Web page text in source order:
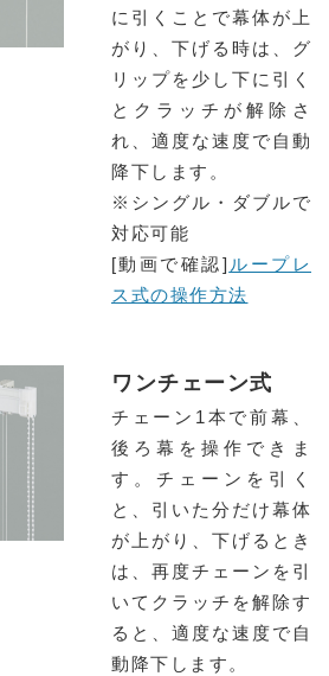
に引くことで幕体が上
がり、下げる時は、グ
リップを少し下に引く
とクラッチが解除さ
れ、適度な速度で自動
降下します。
※シングル・ダブルで
対応可能
[動画で確認] ループレ
ス式の操作方法
ワンチェーン式
チェーン1本で前幕、
後ろ幕を操作できま
す。チェーンを引く
と、引いた分だけ幕体
が上がり、下げるとき
は、再度チェーンを引
いてクラッチを解除す
ると、適度な速度で自
動降下します。